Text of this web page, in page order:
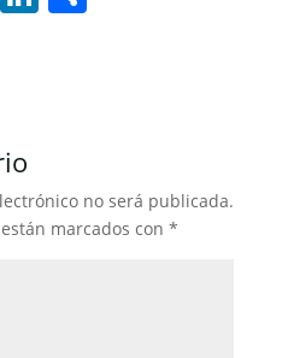
n tir
no será publicada.
marcados con *